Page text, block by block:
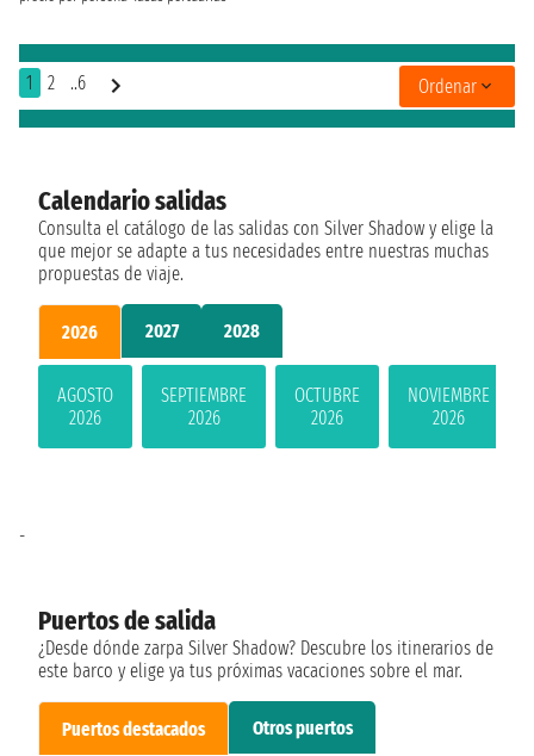
1 2 ..6 Ordenar
Calendario salidas
Consulta el catálogo de las salidas con Silver Shadow y elige la
que mejor se adapte a tus necesidades entre nuestras muchas
propuestas de viaje.
2026 2027 2028
AGOSTO
2026
SEPTIEMBRE
2026
OCTUBRE
2026
NOVIEMBRE
2026
Puertos de salida
¿Desde dónde zarpa Silver Shadow? Descubre los itinerarios de
este barco y elige ya tus próximas vacaciones sobre el mar.
Puertos destacados Otros puertos
-